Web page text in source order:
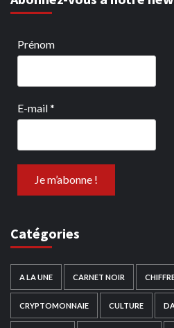
Prénom
E-mail*
Catégories
A LA UNE CARNET NOIR
CRYPTOMONNAIE CULTURE